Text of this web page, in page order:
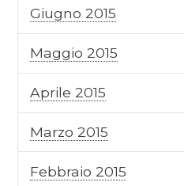
Giugno 2015
Maggio 2015
Aprile 2015
Marzo 2015
Febbraio 2015